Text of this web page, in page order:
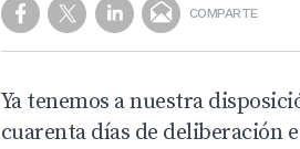
COMPARTE
Ya tenemos a nuestra
cuarenta días de deliberación